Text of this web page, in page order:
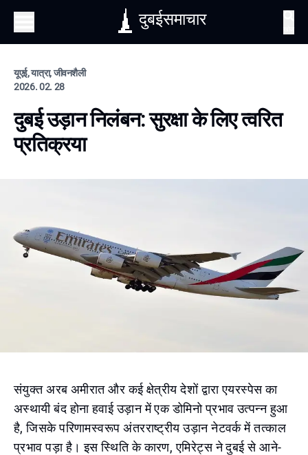
दुबईसमाचार
यूएई, यात्रा, जीवनशैली
2026. 02. 28
दुबई उड़ान निलंबन: सुरक्षा के लिए त्वरित
प्रतिक्रया
संयुक्त अरब अमीरात और कई क्षेत्रीय देशों द्वारा एयरस्पेस का
अस्थायी बंद होना हवाई उड़ान में एक डोमिनो प्रभाव उत्पन्न हुआ
है, जिसके परिणामस्वरूप अंतरराष्ट्रीय उड़ान नेटवर्क में तत्काल
प्रभाव पड़ा है। इस स्थिति के कारण, एमिरेट्स ने दुबई से आने-